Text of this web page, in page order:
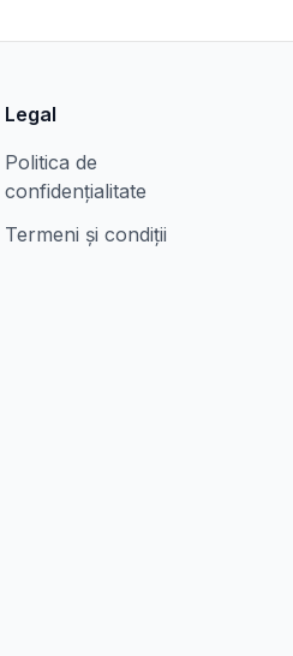
Legal
Politica de
confidențialitate
Termeni și condiții